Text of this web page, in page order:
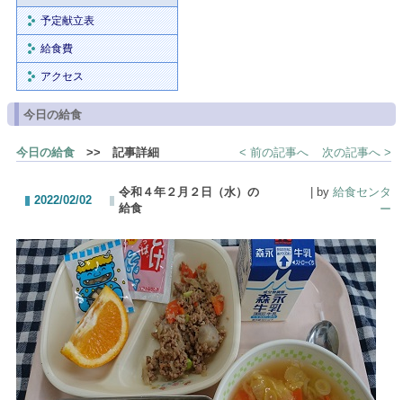
予定献立表
給食費
アクセス
今日の給食
今日の給食 >> 記事詳細 < 前の記事へ 次の記事へ >
2022/02/02
令和４年２月２日（水）の
給食
| by 給食センタ
ー